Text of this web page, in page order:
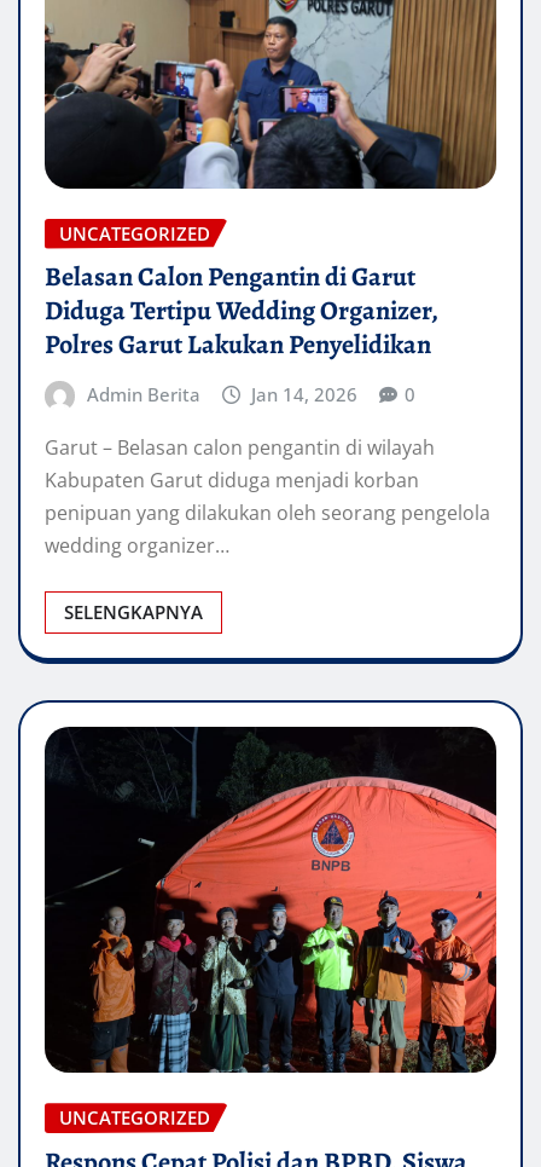
UNCATEGORIZED
Belasan Calon Pengantin di Garut
Diduga Tertipu Wedding Organizer,
Polres Garut Lakukan Penyelidikan
Admin Berita Jan 14, 2026 0
Garut – Belasan calon pengantin di wilayah
Kabupaten Garut diduga menjadi korban
penipuan yang dilakukan oleh seorang pengelola
wedding organizer…
SELENGKAPNYA
UNCATEGORIZED